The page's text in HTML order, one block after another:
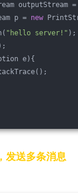
=
p = new
"hello server!" );
e){
发送多条消息